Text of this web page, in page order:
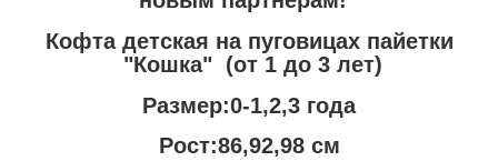
Кофта детская на пуговицах пайетки
"Кошка" (от 1 до 3 лет)
Размер:0-1,2,3 года
Рост:86,92,98 см